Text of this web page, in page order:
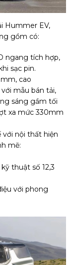
Hummer EV,
gồm có:
ngang tích hợp,
sạc pin.
cao
mẫu bán tải,
sáng gầm tối
xa mức 330mm
nội thất hiện
mẽ:
thuật số 12,3
với phong